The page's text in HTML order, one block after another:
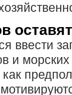
ввести
и